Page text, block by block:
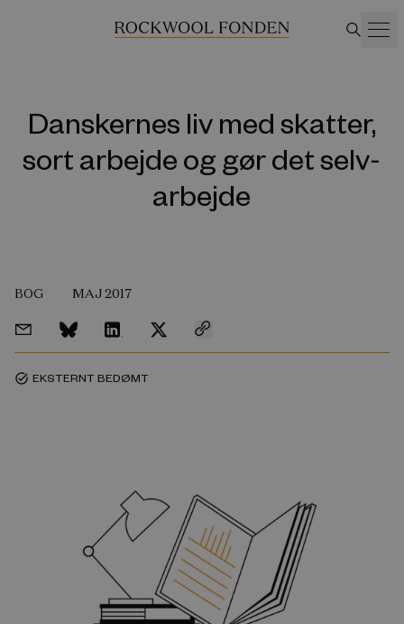
Danskernes liv med skatter,
sort arbejde og gør det selv-
arbejde
BOG MAJ 2017
task_alt EKSTERNT BEDØMT